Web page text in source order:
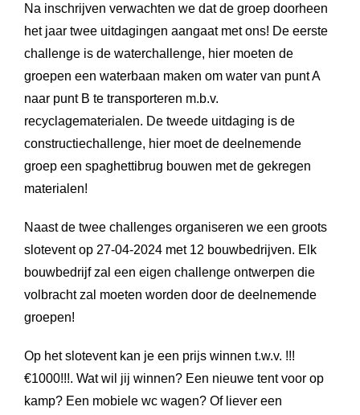
Na inschrijven verwachten we dat de groep doorheen
het jaar twee uitdagingen aangaat met ons! De eerste
challenge is de waterchallenge, hier moeten de
groepen een waterbaan maken om water van punt A
naar punt B te transporteren m.b.v.
recyclagematerialen. De tweede uitdaging is de
constructiechallenge, hier moet de deelnemende
groep een spaghettibrug bouwen met de gekregen
materialen!
Naast de twee challenges organiseren we een groots
slotevent op 27-04-2024 met 12 bouwbedrijven. Elk
bouwbedrijf zal een eigen challenge ontwerpen die
volbracht zal moeten worden door de deelnemende
groepen!
Op het slotevent kan je een prijs winnen t.w.v. !!!
€1000!!!. Wat wil jij winnen? Een nieuwe tent voor op
kamp? Een mobiele wc wagen? Of liever een